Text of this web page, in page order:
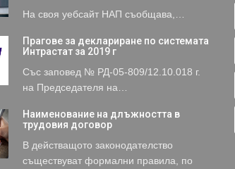
На своя уебсайт НАП съобщава,…
Прагове за деклариране по системата
Интрастат за 2019 г
Със заповед № РД-05-809/12.10.018 г.
на Председателя на…
Наименование на длъжността в
трудовия договор
В действащото законодателство
съществуват формални правила, по